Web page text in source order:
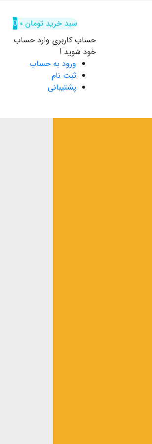
سبد خرید تومان۰
0
حساب کاربری وارد حساب
خود شوید !
ورود به حساب
ثبت نام
پشتیبانی